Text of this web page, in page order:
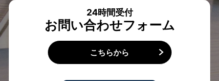
24時間受付
お問い合わせフォーム
こちらから